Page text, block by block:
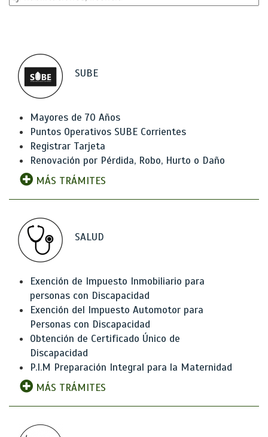
SUBE
Mayores de 70 Años
Puntos Operativos SUBE Corrientes
Registrar Tarjeta
Renovación por Pérdida, Robo, Hurto o Daño
MÁS TRÁMITES
SALUD
Exención de Impuesto Inmobiliario para
personas con Discapacidad
Exención del Impuesto Automotor para
Personas con Discapacidad
Obtención de Certificado Único de
Discapacidad
P.I.M Preparación Integral para la Maternidad
MÁS TRÁMITES